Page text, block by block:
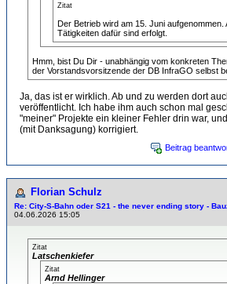
Zitat
Der Betrieb wird am 15. Juni aufgenommen.
Tätigkeiten dafür sind erfolgt.
Hmm, bist Du Dir - unabhängig vom konkreten
der Vorstandsvorsitzende der DB InfraGO selbst
Ja, das ist er wirklich. Ab und zu werden dort
veröffentlicht. Ich habe ihm auch schon mal
"meiner" Projekte ein kleiner Fehler drin war,
(mit Danksagung) korrigiert.
Beitrag
Florian Schulz
Re: City-S-Bahn oder S21 - the never ending story -
04.06.2026 15:05
Zitat
Latschenkiefer
Zitat
Arnd Hellinger